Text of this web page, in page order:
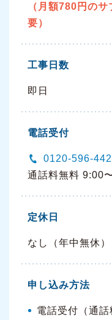
（月額780円の
要）
工事日数
即日
電話受付
0120-596-442
通話料無料 9:00
定休日
なし（年中無休）
申し込み方法
電話受付（通話